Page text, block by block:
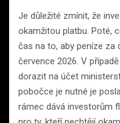
Je důležité zmínit, že
okamžitou platbu. Poté,
čas na to, aby peníze za
července 2026. V
dorazit na účet
pobočce je nutné je
rámec dává investorům